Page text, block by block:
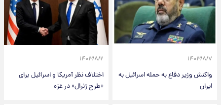
۱۴۰۳/۸/۷
واکنش وزیر دفاع به حمله اسرائیل به
ایران
۱۴۰۳/۸/۲
اختلاف نظر آمریکا و اسرائیل برای
«طرح ژنرال» در غزه